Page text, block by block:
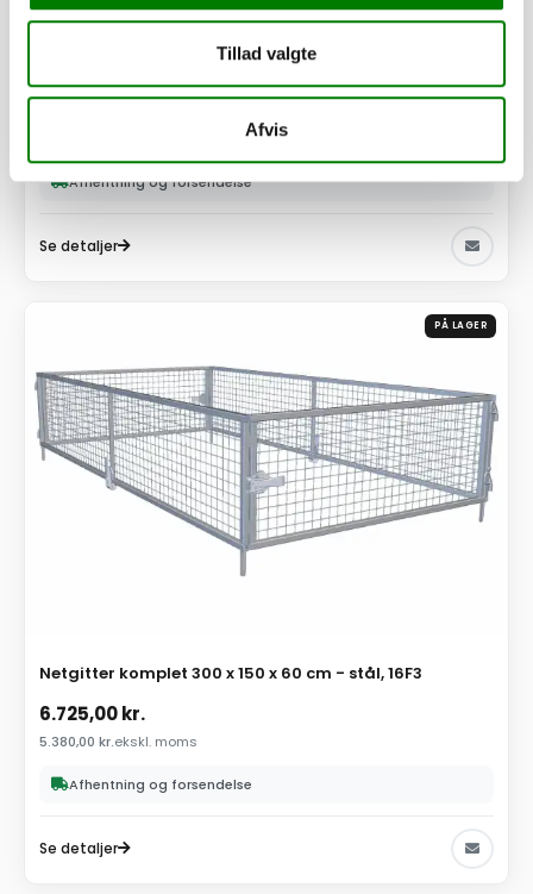
Tillad valgte
Afvis
Afhentning og forsendelse
Se detaljer
PÅ LAGER
Netgitter komplet 300 x 150 x 60 cm - stål, 16F3
6.725,00kr.
5.380,00 kr.ekskl. moms
Afhentning og forsendelse
Se detaljer